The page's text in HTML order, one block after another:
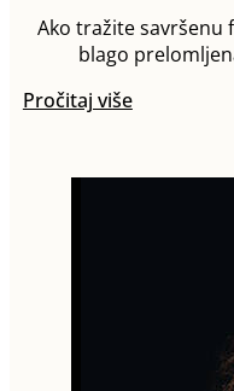
Ako tražite savršenu
blago
Pročitaj više